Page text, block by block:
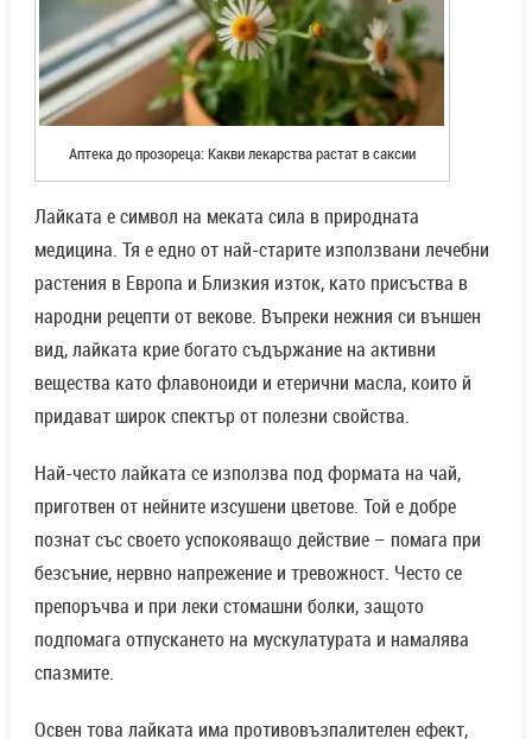
Аптека до прозореца: Какви лекарства растат в саксии
Лайката е символ на меката сила в природната
медицина. Тя е едно от най-старите използвани лечебни
растения в Европа и Близкия изток, като присъства в
народни рецепти от векове. Въпреки нежния си външен
вид, лайката крие богато съдържание на активни
вещества като флавоноиди и етерични масла, които й
придават широк спектър от полезни свойства.
Най-често лайката се използва под формата на чай,
приготвен от нейните изсушени цветове. Той е добре
познат със своето успокояващо действие – помага при
безсъние, нервно напрежение и тревожност. Често се
препоръчва и при леки стомашни болки, защото
подпомага отпускането на мускулатурата и намалява
спазмите.
Освен това лайката има противовъзпалителен ефект,